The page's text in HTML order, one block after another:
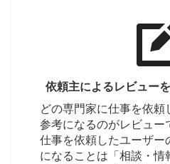
依頼主によるレビュー
どの専門家に仕事を依頼
参考になるのがレビュー
仕事を依頼したユーザー
になることは「相談・情